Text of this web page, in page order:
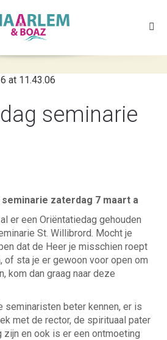
seminarie
zaterdag 7 maart a
er een Oriëntatiedag gehouden
St. Willibrord. Mocht je
dat de Heer je misschien roept
of sta je er gewoon voor open om
kom dan graag naar deze
seminaristen beter kennen, er is
met de rector, de spirituaal pater
zijn en ook is er een ontmoeting